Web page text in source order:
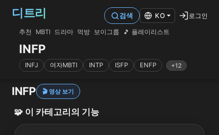
디트리
추천 MBTI 드라마 먹방 보이그룹 🎵 플레이리스트
INFP
INFJ 여자MBTI INTP ISFP ENFP +12
검색 KO 로그인
INFP 🎬 영상 보기
🧩 이 카테고리의 기능